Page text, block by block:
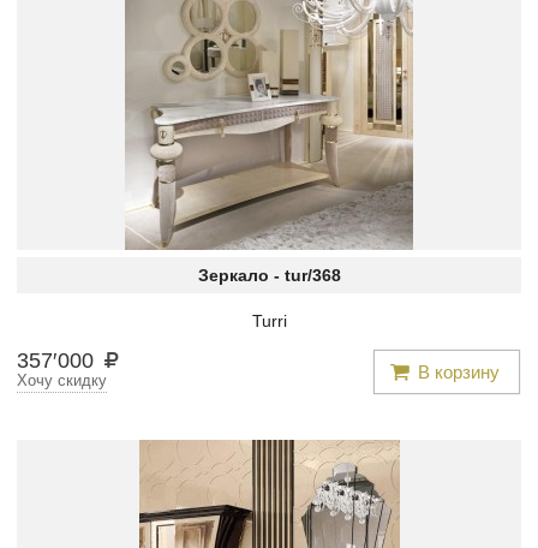
Зеркало - tur/368
Turri
357′000 В корзину
Хочу скидку